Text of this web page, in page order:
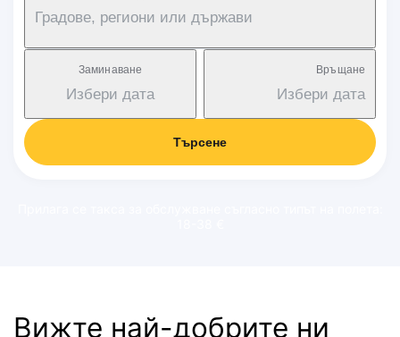
Градове, региони или държави
Заминаване
Избери дата
Връщане
Избери дата
Търсене
Вижте най-добрите ни